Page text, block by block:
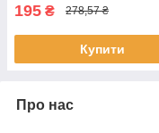
195 ₴ 278,57 ₴
Купити
Про нас